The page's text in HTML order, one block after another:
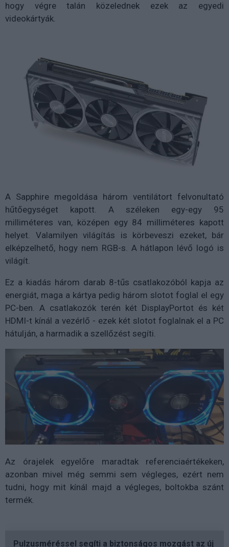
hogy végre talán közelednek ezek az egyedi
videokártyák.
A Sapphire megoldása három ventilátort felvonultató
hűtőegységet kapott. A széleken egy-egy 95
milliméteres van, középen egy 84 milliméteres kapott
helyet. Valamilyen világítás is körbeveszi ezeket, bár
elképzelhető, hogy nem RGB-s. A hátlapon lévő logó is
világít.
Ez a kiadás három darab 8-tűs csatlakozóból kapja az
energiát, maga a kártya pedig három slotot foglal el egy
PC-ben. A csatlakozók terén két DisplayPortot és két
HDMI-t kínál a vezérlő - ezek két slotot foglalnak el a PC
hátulján, a harmadik a szellőzést segíti.
Az órajelek egyelőre maradtak referenciaértékeken,
azonban mivel még semmi sem végleges, ezért nem
tudni, hogy mit kínál majd a végleges, boltokba szánt
termék.
Pulzusméréssel segíti a biztonságos mozgást az új